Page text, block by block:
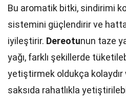
Bu aromatik bitki, sindirimi
sistemini güçlendirir ve
iyileştirir. Dereotunun taze
yağı, farklı şekillerde
yetiştirmek oldukça kolaydır
saksıda rahatlıkla